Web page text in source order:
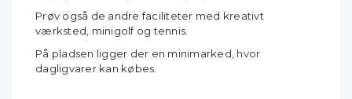
Prøv også de andre faciliteter med kreativt
værksted, minigolf og tennis.
På pladsen ligger der en minimarked, hvor
dagligvarer kan købes.